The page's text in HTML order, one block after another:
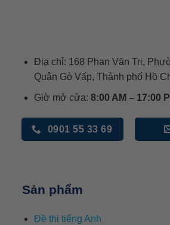
Địa chỉ: 168 Phan Văn Trị,
Quận Gò Vấp, Thành phố Hồ
Giờ mở cửa:8:00 AM – 17:00
0901 55 33 69
Sản phẩm
Đề thi tiếng Anh